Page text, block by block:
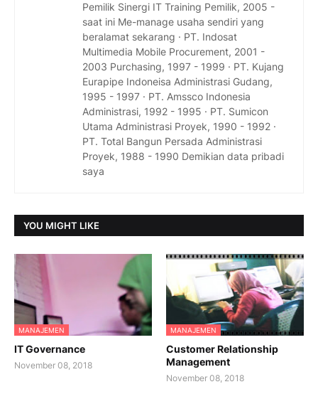
Pemilik Sinergi IT Training Pemilik, 2005 -
saat ini Me-manage usaha sendiri yang
beralamat sekarang · PT. Indosat
Multimedia Mobile Procurement, 2001 -
2003 Purchasing, 1997 - 1999 · PT. Kujang
Eurapipe Indoneisa Administrasi Gudang,
1995 - 1997 · PT. Amssco Indonesia
Administrasi, 1992 - 1995 · PT. Sumicon
Utama Administrasi Proyek, 1990 - 1992 ·
PT. Total Bangun Persada Administrasi
Proyek, 1988 - 1990 Demikian data pribadi
saya
YOU MIGHT LIKE
MANAJEMEN
IT Governance
November 08, 2018
MANAJEMEN
Customer Relationship
Management
November 08, 2018